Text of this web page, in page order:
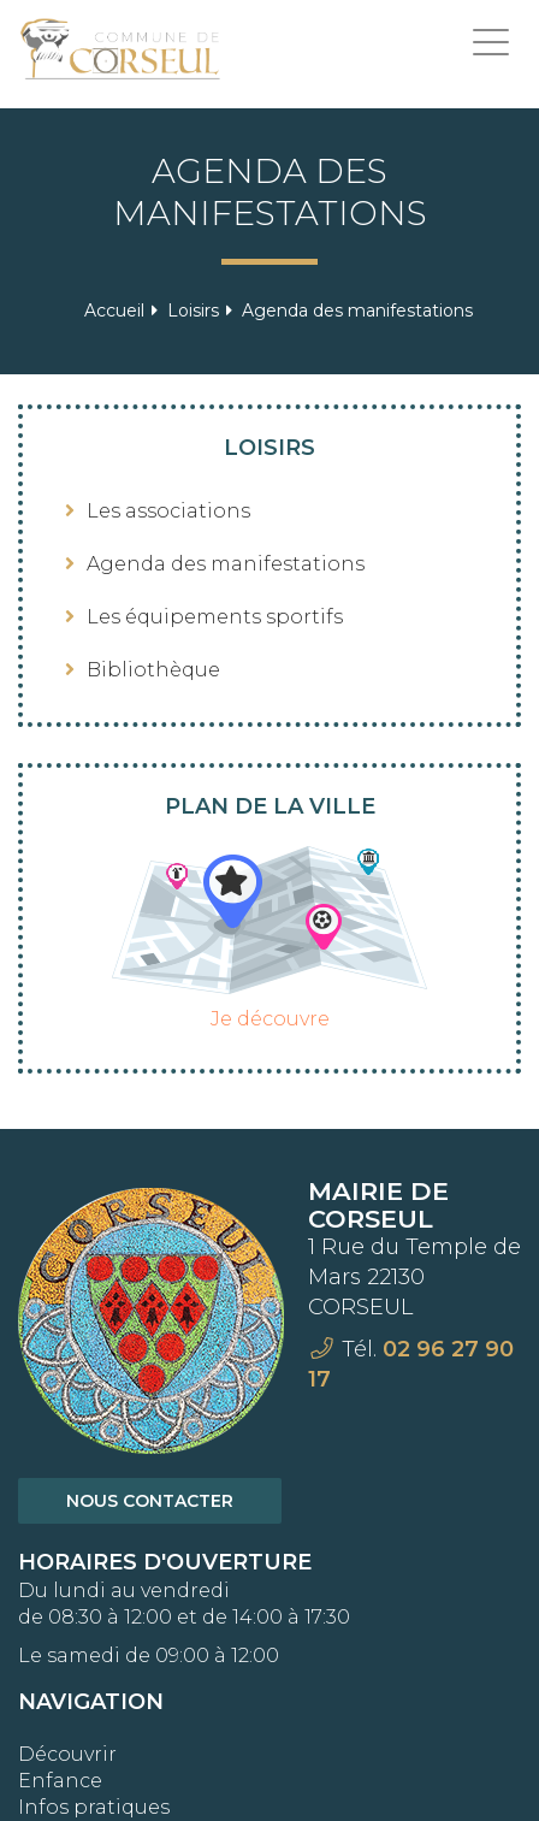
AGENDA DES
MANIFESTATIONS
Accueil Loisirs Agenda des manifestations
LOISIRS
Les associations
Agenda des manifestations
Les équipements sportifs
Bibliothèque
PLAN DE LA VILLE
Je découvre
MAIRIE DE
CORSEUL
1 Rue du Temple de
Mars 22130
CORSEUL
Tél. 02 96 27 90
17
NOUS CONTACTER
HORAIRES D'OUVERTURE
Du lundi au vendredi
de 08:30 à 12:00 et de 14:00 à 17:30
Le samedi de 09:00 à 12:00
NAVIGATION
Découvrir
Enfance
Infos pratiques